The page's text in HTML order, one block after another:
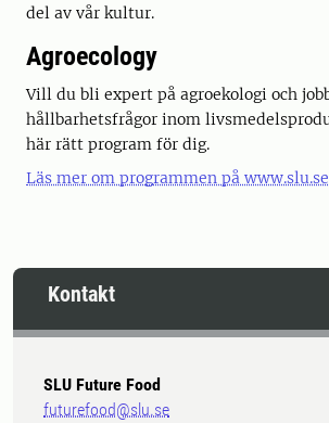
del av vår kultur.
Agroecology
Vill du bli expert på agroekologi och
hållbarhetsfrågor inom
här rätt program för dig.
Läs mer om programmen på
Kontakt
SLU Future Food
futurefood@slu.se